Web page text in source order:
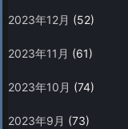
2023年12月 (52)
2023年11月 (61)
2023年10月 (74)
2023年9月 (73)